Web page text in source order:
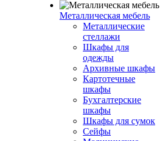
Металлическая мебель
Металлические
стеллажи
Шкафы для
одежды
Архивные шкафы
Картотечные
шкафы
Бухгалтерские
шкафы
Шкафы для сумок
Сейфы